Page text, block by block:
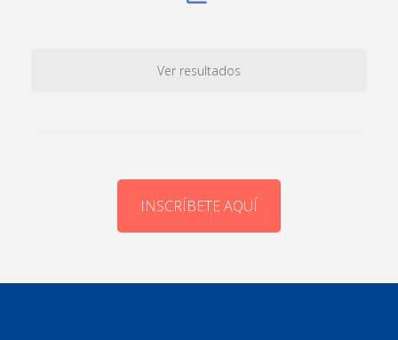
Ver resultados
INSCRÍBETE AQUÍ